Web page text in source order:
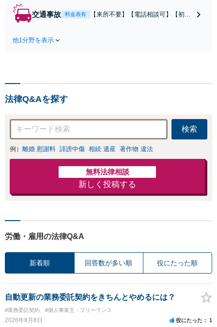
争点を整理し、見
交通事故 料金表有
【来所不要】【電話相談可】【初回
他1分野を表示
法律Q&Aを探す
検索
例） 離婚 慰謝料 誹謗中傷 相続 遺産 著作物 違法
無料法律相談
新しく投稿する
労働・雇用の法律Q&A
新着順 回答数が多い順 役にたった順
自動更新の業務委託契約をきちんとやめるには？
#業務委託契約 #個人事業主・フリーランス
2026年8月8日 役にたった 1